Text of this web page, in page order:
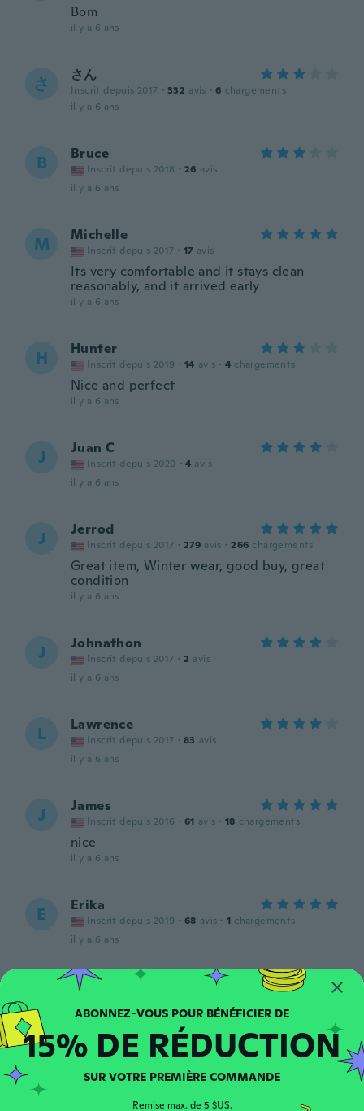
Bom
il y a 6 ans
さ さん
Inscrit depuis 2017 · 332 avis · 6 chargements
il y a 6 ans
B Bruce
Inscrit depuis 2018 · 26 avis
il y a 6 ans
M Michelle
Inscrit depuis 2017 · 17 avis
Its very comfortable and it stays clean
reasonably, and it arrived early
il y a 6 ans
H Hunter
Inscrit depuis 2019 · 14 avis · 4 chargements
Nice and perfect
il y a 6 ans
J Juan C
Inscrit depuis 2020 · 4 avis
il y a 6 ans
J Jerrod
Inscrit depuis 2017 · 279 avis · 266 chargements
Great item, Winter wear, good buy, great
condition
il y a 6 ans
J Johnathon
Inscrit depuis 2017 · 2 avis
il y a 6 ans
L Lawrence
Inscrit depuis 2017 · 83 avis
il y a 6 ans
J James
Inscrit depuis 2016 · 61 avis · 18 chargements
nice
il y a 6 ans
E Erika
Inscrit depuis 2019 · 68 avis · 1 chargements
il y a 6 ans
Roman
il y a 6 ans
Inscrit depuis 2013 · 33 avis · 7 chargements
15% DE RÉDUCTION
SUR VOTRE PREMIÈRE COMMANDE
Remise max. de 5 $US.